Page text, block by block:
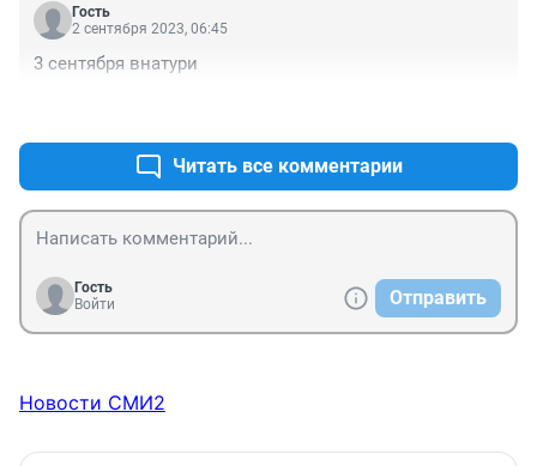
Гость
2 сентября 2023, 06:45
3 сентября внатури
Читать все комментарии
Гость
Войти
Отправить
Новости СМИ2